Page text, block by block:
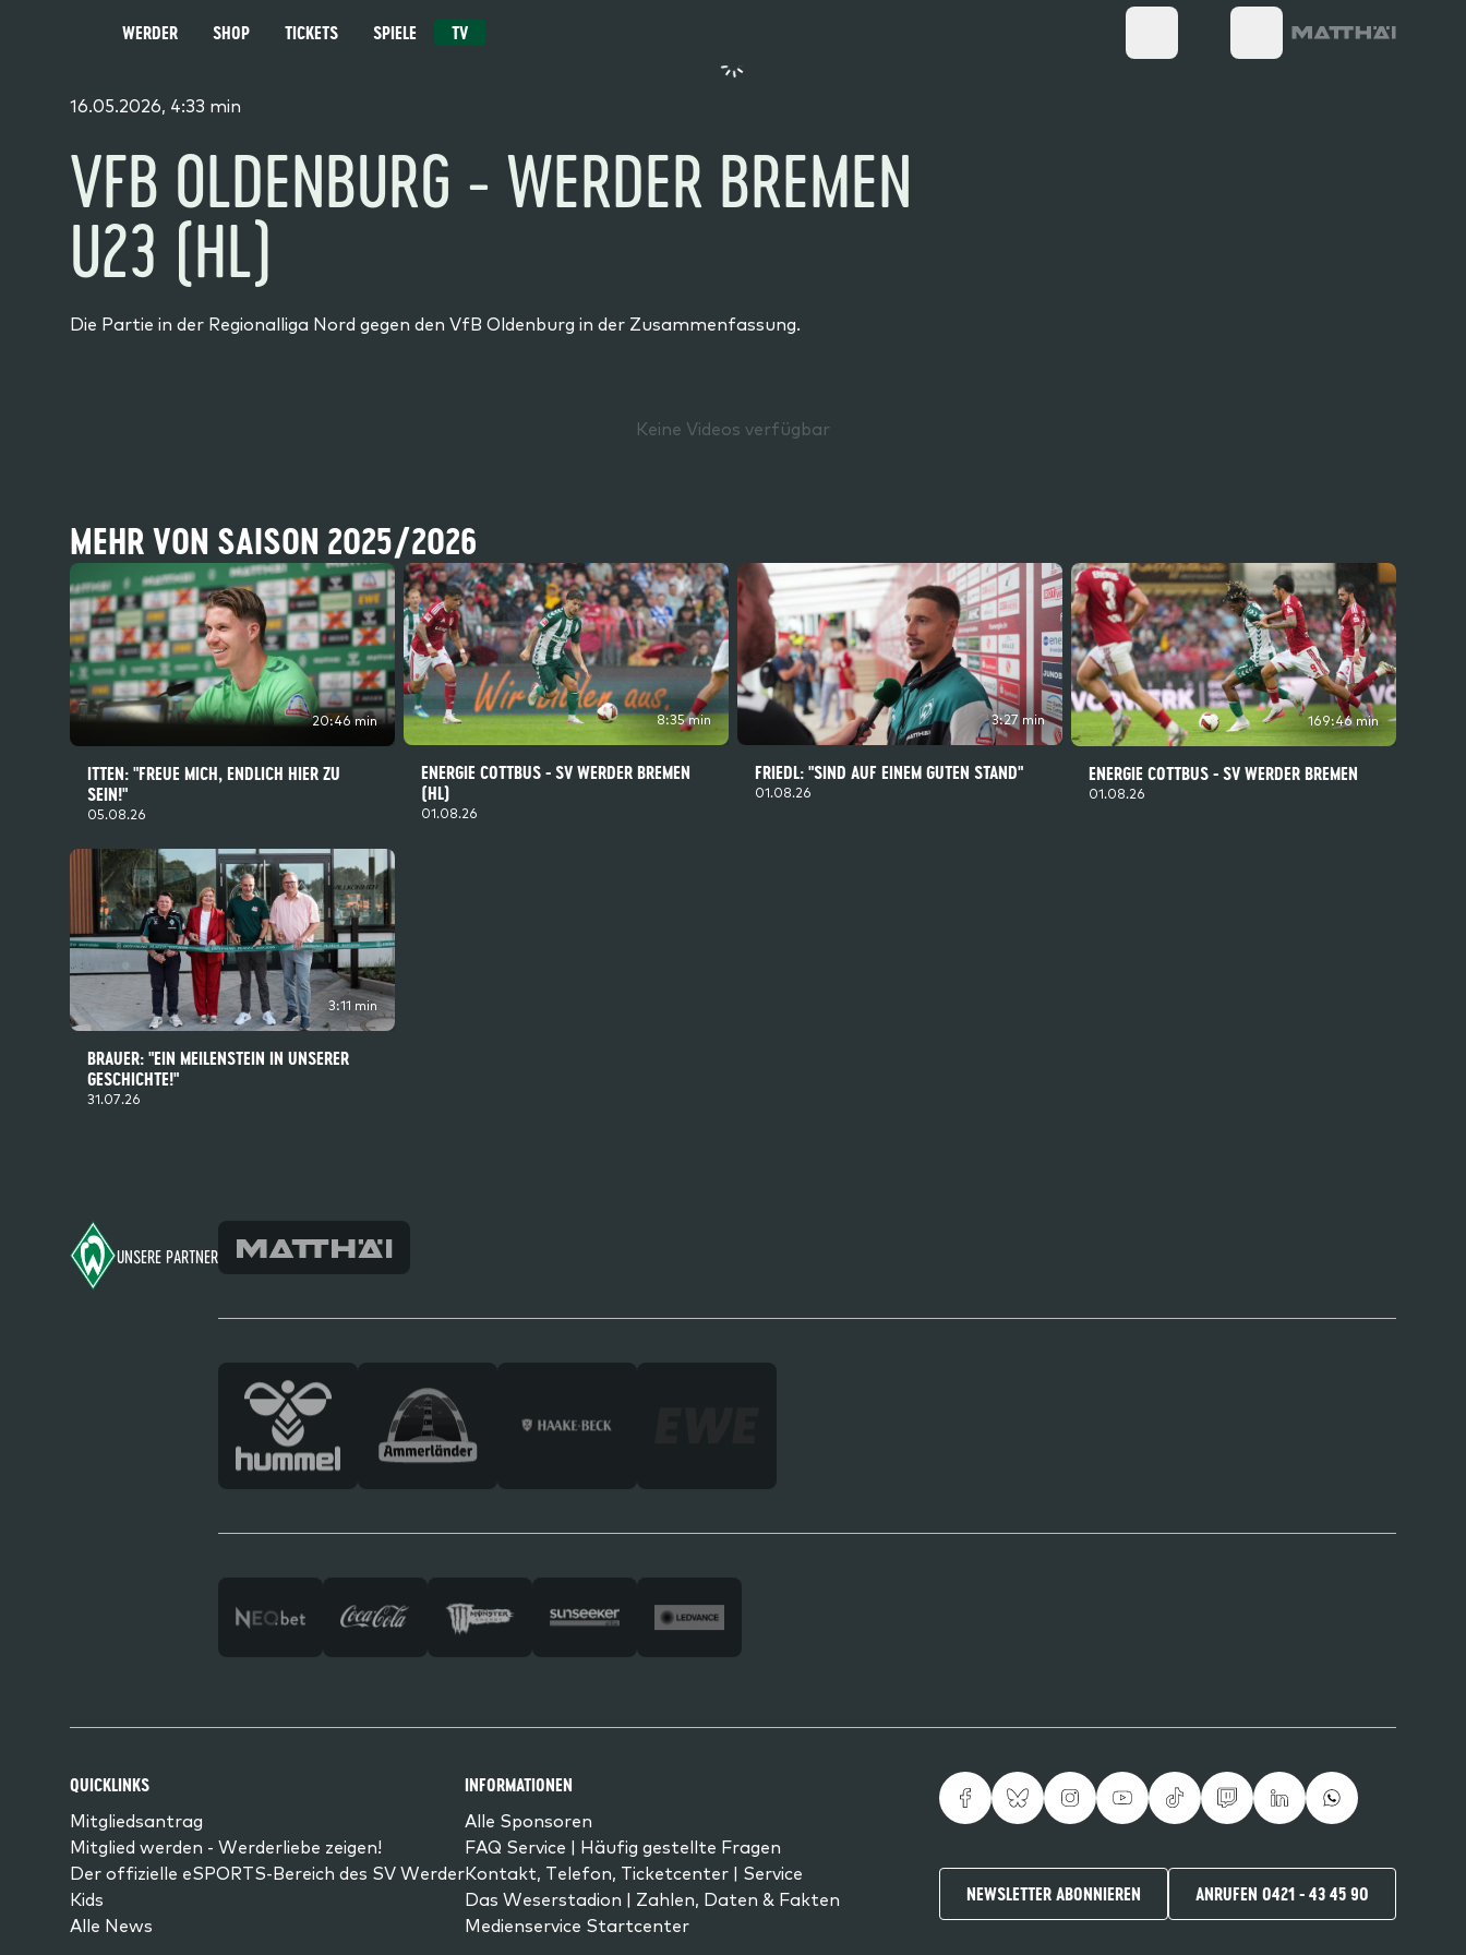
WERDER SHOP TICKETS SPIELE TV
16.05.2026, 4:33 min
VFB OLDENBURG - WERDER BREMEN
U23 (HL)
Die Partie in der Regionalliga Nord gegen den VfB Oldenburg in der Zusammenfassung.
Keine Videos verfügbar
MEHR VON SAISON 2025/2026
20:46 min
ITTEN: "FREUE MICH, ENDLICH HIER ZU
SEIN!"
05.08.26
8:35 min
ENERGIE COTTBUS - SV WERDER BREMEN
(HL)
01.08.26
3:27 min
FRIEDL: "SIND AUF EINEM GUTEN STAND"
01.08.26
169:46 min
ENERGIE COTTBUS - SV WERDER BREMEN
01.08.26
3:11 min
BRAUER: "EIN MEILENSTEIN IN UNSERER
GESCHICHTE!"
31.07.26
UNSERE PARTNER
QUICKLINKS
Mitgliedsantrag
Mitglied werden - Werderliebe zeigen!
Der offizielle eSPORTS-Bereich des SV Werder
Kids
Alle News
INFORMATIONEN
Alle Sponsoren
FAQ Service | Häufig gestellte Fragen
Kontakt, Telefon, Ticketcenter | Service
Das Weserstadion | Zahlen, Daten & Fakten
Medienservice Startcenter
NEWSLETTER ABONNIEREN ANRUFEN 0421 - 43 45 90